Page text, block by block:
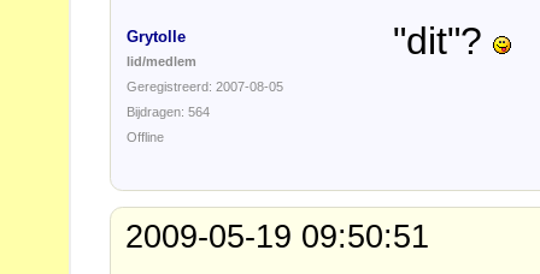
Grytolle
lid/medlem
Geregistreerd: 2007-08-05
Bijdragen: 564
"dit"?
Offline
2009-05-19 09:50:51